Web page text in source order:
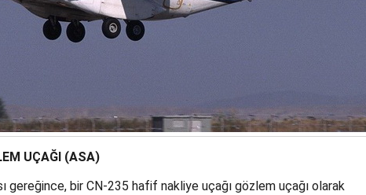
UÇAĞI (ASA)
gereğince, bir CN-235 hafif nakliye uçağı gözlem uçağı olarak